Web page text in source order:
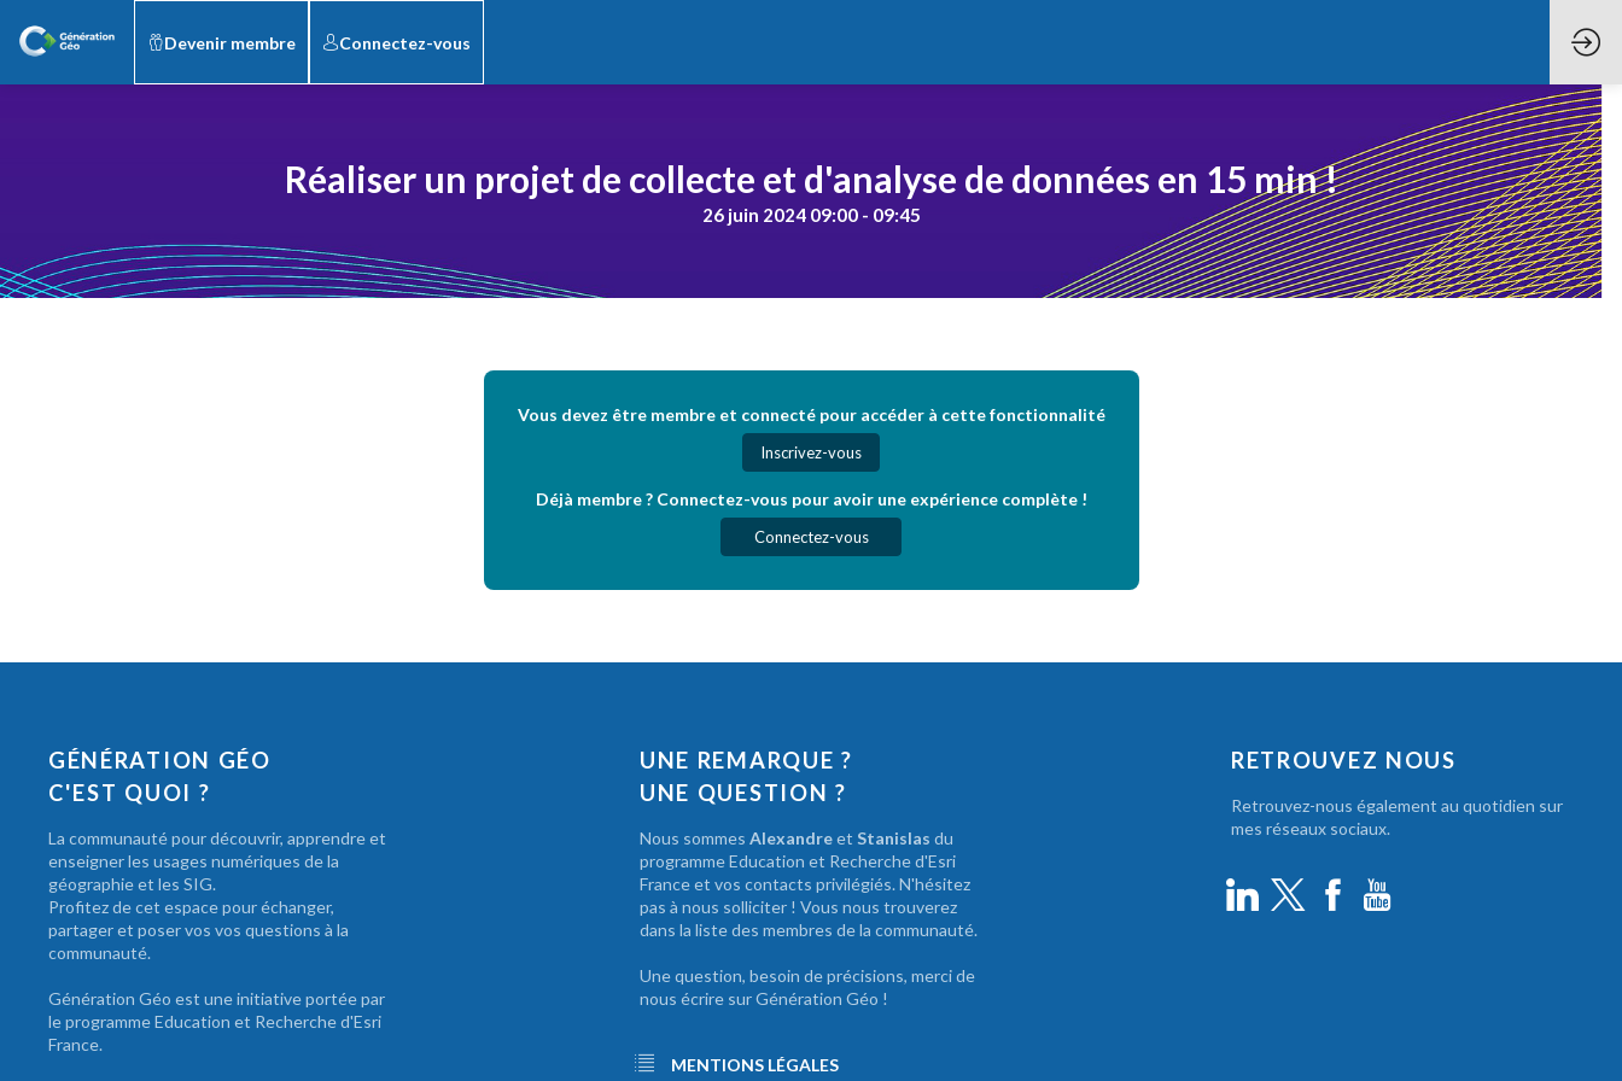
Devenir membre Connectez-vous
Réaliser un projet de collecte et d'analyse de données en 15 min !
26 juin 2024 09:00 - 09:45
Vous devez être membre et connecté pour accéder à cette fonctionnalité
Inscrivez-vous
Déjà membre ? Connectez-vous pour avoir une expérience complète !
Connectez-vous
GÉNÉRATION GÉO
C'EST QUOI ?
La communauté pour découvrir, apprendre et
enseigner les usages numériques de la
géographie et les SIG.
Profitez de cet espace pour échanger,
partager et poser vos vos questions à la
communauté.
Génération Géo est une initiative portée par
le programme Education et Recherche d'Esri
France.
UNE REMARQUE ?
UNE QUESTION ?
Nous sommes Alexandreet Stanislas du
programme Education et Recherche d'Esri
France et vos contacts privilégiés. N'hésitez
pas à nous solliciter ! Vous nous trouverez
dans la liste des membres de la communauté.
Une question, besoin de précisions, merci de
nous écrire sur Génération Géo !
MENTIONS LÉGALES
RETROUVEZ NOUS
Retrouvez-nous également au quotidien sur
mes réseaux sociaux.